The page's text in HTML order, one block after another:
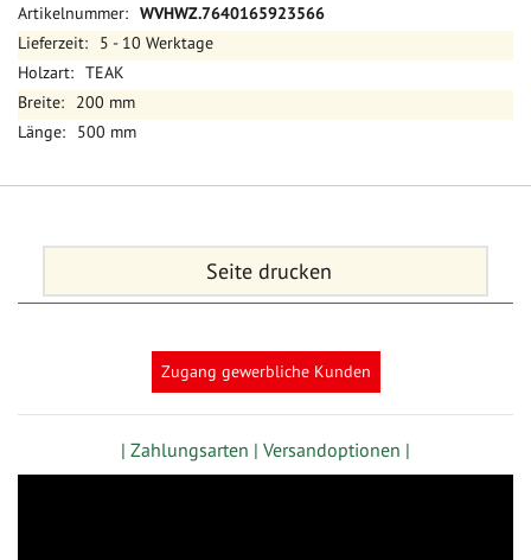
Mehr
Informationen
WVHWZ.7640165923566
5 - 10 Werktage
TEAK
200 mm
500 mm
Seite drucken
Zugang gewerbliche Kunden
| Zahlungsarten | Versandoptionen |